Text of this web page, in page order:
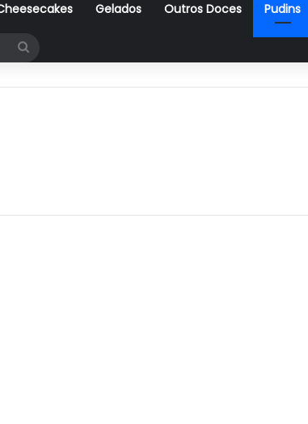
Gelados Outros Doces Pudins